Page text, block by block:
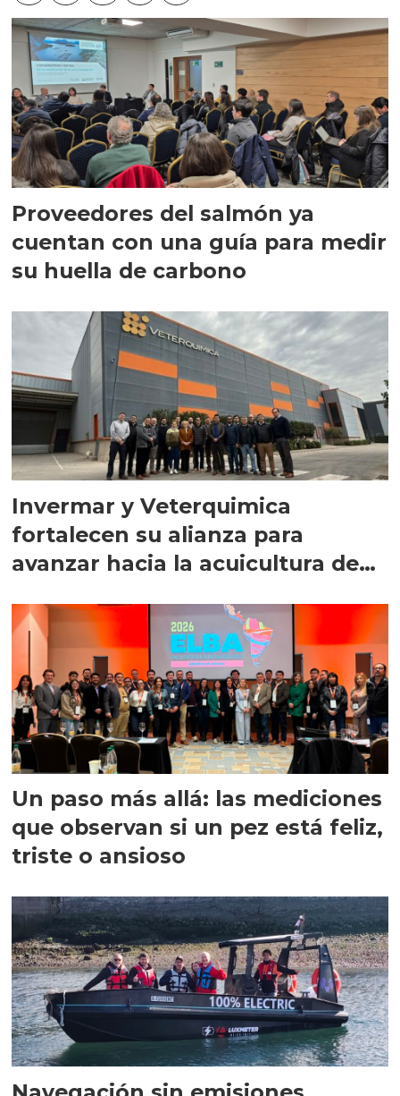
Proveedores del salmón ya
cuentan con una guía para medir
su huella de carbono
Invermar y Veterquimica
fortalecen su alianza para
avanzar hacia la acuicultura de
Un paso más allá: las mediciones
que observan si un pez está feliz,
triste o ansioso